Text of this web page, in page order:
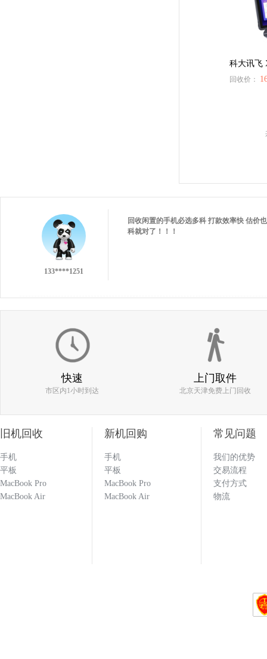
科大讯飞
回收价：
不错的回收，不过没有第一次的小伙痛快
133****1251
回收闲置的手机必选多科 打款效率快 估价
科就对了！！！
估价比其他平台高 打款效率快 机器回收找
快速
市区内1小时到达
上门取件
北京天津免费上门回收
常见问题
我们的优势
交易流程
支付方式
物流
新机回购
手机
平板
MacBook Pro
MacBook Air
旧机回收
手机
平板
MacBook Pro
MacBook Air